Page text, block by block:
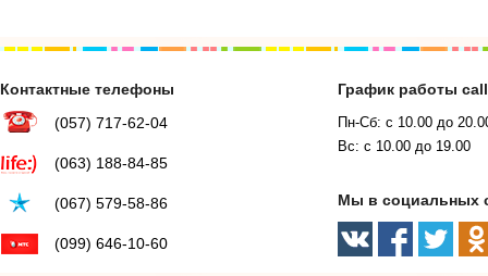
Контактные телефоны
(057) 717-62-04
(063) 188-84-85
(067) 579-58-86
(099) 646-10-60
График работы
Пн-Сб: с 10.00 до
Вс: с 10.00 до 19.00
Мы в социальных